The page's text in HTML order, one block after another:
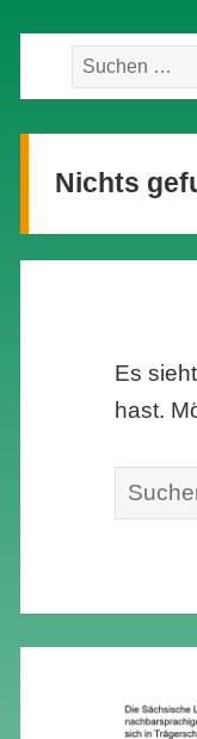
Suche
nach:
Nichts
Es
hast.
Suche
nach: